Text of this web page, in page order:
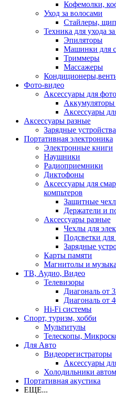
Кофемолки,
Уход за волосами
Стайлеры,
Техника для ухода
Эпиляторы
Машинки для
Триммеры
Массажеры
Фото-видео
Аксессуары для
Аккумуляторы
Аксессуары
Аксессуары разные
Зарядные
Портативная электроника
Электронные книги
Наушники
Радиоприемники
Диктофоны
Аксессуары для
компьтеров
Защитные
Держатели и
Аксессуары разные
Чехлы для
Подсветки для
Зарядные
Карты памяти
Магнитолы и
ТВ, Аудио, Видео
Телевизоры
Диагональ от
Диагональ от
Hi-Fi системы
Спорт, туризм, хобби
Мультитулы
Телескопы,
Для Авто
Видеорегистраторы
Аксессуары
Холодильники
Портативная акустика
ЕЩЕ...